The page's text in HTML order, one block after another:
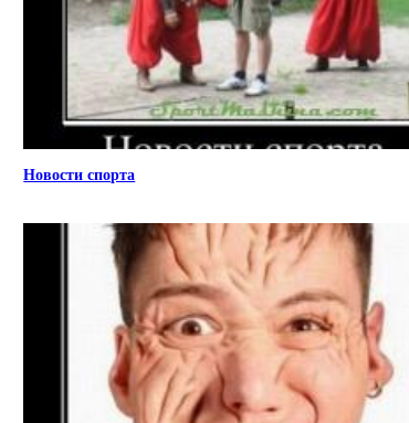
Новости спорта